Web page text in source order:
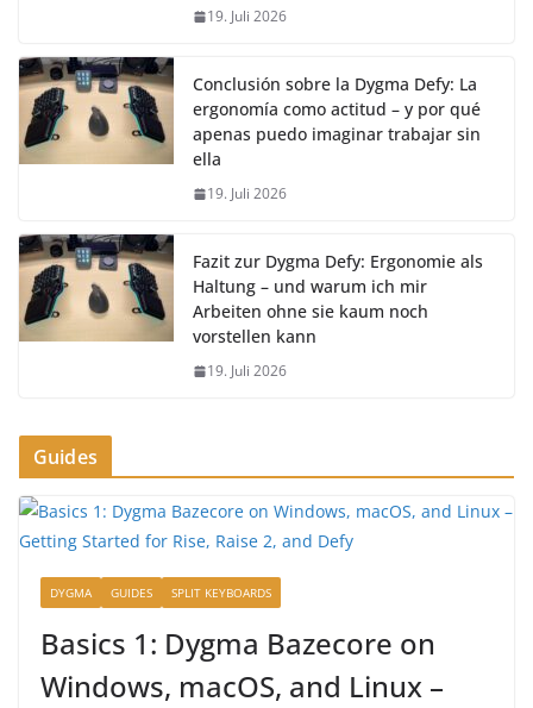
19. Juli 2026
Conclusión sobre la Dygma Defy: La
ergonomía como actitud – y por qué
apenas puedo imaginar trabajar sin
ella
19. Juli 2026
Fazit zur Dygma Defy: Ergonomie als
Haltung – und warum ich mir
Arbeiten ohne sie kaum noch
vorstellen kann
19. Juli 2026
Guides
DYGMA GUIDES SPLIT KEYBOARDS
Basics 1: Dygma Bazecore on
Windows, macOS, and Linux –